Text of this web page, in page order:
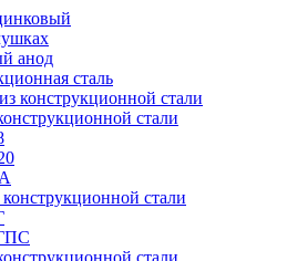
анод
сталь
конструкционной стали
стали
стали
стали